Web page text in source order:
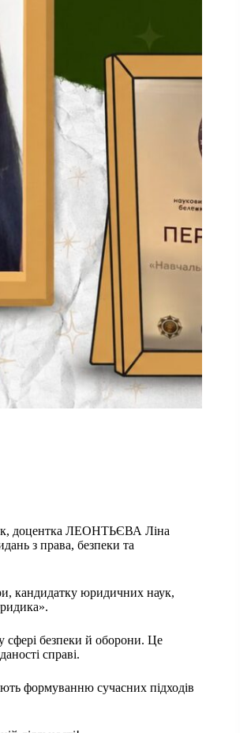
доцентка ЛЕОНТЬЄВА Ліна
з права, безпеки та
кандидаткy юридичних наук,
сфері безпеки й оборони. Це
справі.
формуванню сучасних підходів